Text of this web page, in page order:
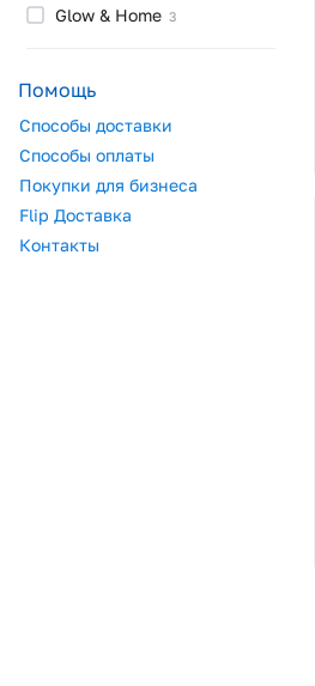
Glow & Home 3
Помощь
Способы доставки
Способы оплаты
Покупки для бизнеса
Flip Доставка
Контакты